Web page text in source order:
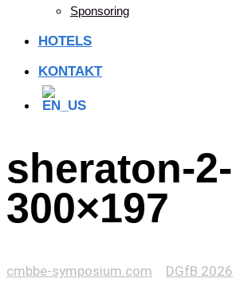
Sponsoring
HOTELS
KONTAKT
sheraton-2-
300×197
cmbbe-symposium.com DGfB 2026